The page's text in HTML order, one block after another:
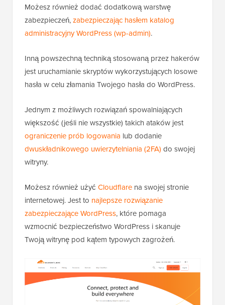
Możesz również dodać dodatkową warstwę
zabezpieczeń,zabezpieczając hasłem katalog
administracyjny WordPress (wp-admin).
Inną powszechną techniką stosowaną przez hakerów
jest uruchamianie skryptów wykorzystujących losowe
hasła w celu złamania Twojego hasła do WordPress.
Jednym z możliwych rozwiązań spowalniających
większość (jeśli nie wszystkie) takich ataków jest
ograniczenie prób logowania lub dodanie
dwuskładnikowego uwierzytelniania (2FA) do swojej
witryny.
Możesz również użyć Cloudflare na swojej stronie
internetowej. Jest to najlepsze rozwiązanie
zabezpieczające WordPress, które pomaga
wzmocnić bezpieczeństwo WordPress i skanuje
Twoją witrynę pod kątem typowych zagrożeń.